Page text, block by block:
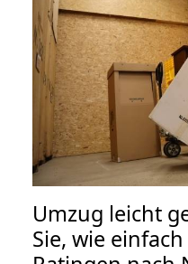
Umzug leicht
Sie, wie